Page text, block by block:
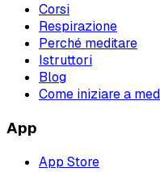
Corsi
Respirazione
Perché meditare
Istruttori
Blog
Come iniziare a
App
App Store